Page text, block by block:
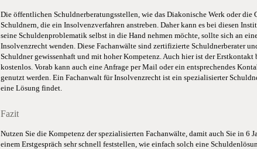
Die öffentlichen Schuldnerberatungsstellen, wie das Diakonische Werk oder die
Schuldnern, die ein Insolvenzverfahren anstreben. Daher kann es bei diesen
seine Schuldenproblematik selbst in die Hand nehmen möchte, sollte sich an
Insolvenzrecht wenden. Diese Fachanwälte sind zertifizierte Schuldnerberater
Schuldner gewissenhaft und mit hoher Kompetenz. Auch hier ist der Erstkontakt
kostenlos. Vorab kann auch eine Anfrage per Mail oder ein entsprechendes
genutzt werden. Ein Fachanwalt für Insolvenzrecht ist ein spezialisierter
eine Lösung findet.
Fazit
Nutzen Sie die Kompetenz der spezialisierten Fachanwälte, damit auch Sie in 6
einem Erstgespräch sehr schnell feststellen, wie einfach solch eine